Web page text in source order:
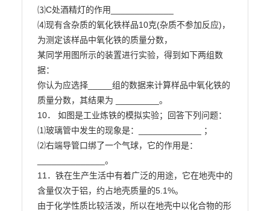
⑶C处酒精灯的作用_____________
⑷现有含杂质的氧化铁样品10克(杂质不参加反应)，
为测定该样品中氧化铁的质量分数，
某同学用图所示的装置进行实验，得到如下两组数
据：
你认为应选择_____组的数据来计算样品中氧化铁的
质量分数，其结果为 _________。
10． 如图是工业炼铁的模拟实验；回答下列问题：
⑴玻璃管中发生的现象是：_____________ ；
⑵右端导管口绑了一个气球，它的作用是：
______________。
11．铁在生产生活中有着广泛的用途，它在地壳中的
含量仅次于铝，约占地壳质量的5.1%。
由于化学性质比较活泼，所以在地壳中以化合物的形